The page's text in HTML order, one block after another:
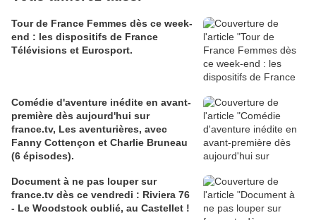
Tour de France Femmes dès ce week-
end : les dispositifs de France
Télévisions et Eurosport.
Comédie d'aventure inédite en avant-
première dès aujourd'hui sur
france.tv, Les aventurières, avec
Fanny Cottençon et Charlie Bruneau
(6 épisodes).
Document à ne pas louper sur
france.tv dès ce vendredi : Riviera 76
- Le Woodstock oublié, au Castellet !